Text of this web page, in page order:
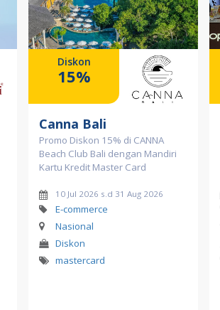
Diskon
15%
Canna Bali
Promo Diskon 15% di CANNA
Beach Club Bali dengan Mandiri
Kartu Kredit Master Card
10 Jul 2026 s.d 31 Aug 2026
E-commerce
Nasional
Diskon
mastercard